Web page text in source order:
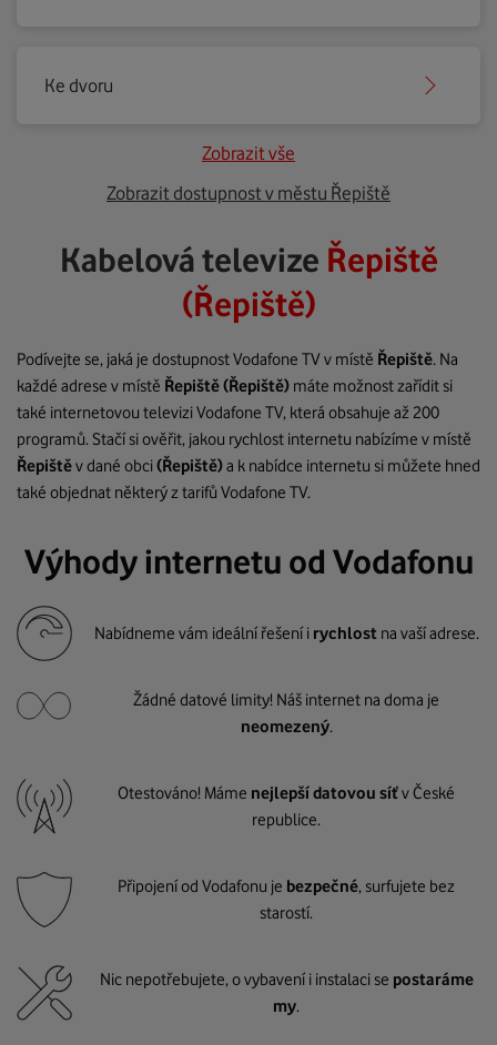
Ke dvoru
Zobrazit vše
Zobrazit dostupnost v městu Řepiště
Kabelová televize Řepiště
(Řepiště)
Podívejte se, jaká je dostupnost Vodafone TV v místě Řepiště. Na
každé adrese v místě Řepiště(Řepiště) máte možnost zařídit si
také internetovou televizi Vodafone TV, která obsahuje až 200
programů. Stačí si ověřit, jakou rychlost internetu nabízíme v místě
Řepištěv dané obci(Řepiště)a k nabídce internetu si můžete hned
také objednat některý z tarifů Vodafone TV.
Výhody internetu od Vodafonu
Nabídneme vám ideální řešení i rychlost na vaší adrese.
Žádné datové limity! Náš internet na doma je
neomezený.
Otestováno! Máme nejlepší datovou síťv České
republice.
Připojení od Vodafonu je bezpečné, surfujete bez
starostí.
Nic nepotřebujete, o vybavení i instalaci se postaráme
my.